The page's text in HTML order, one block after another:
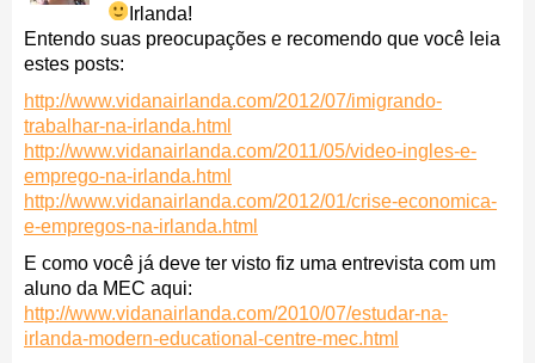
Irlanda!
Entendo suas preocupações e recomendo que você leia
estes posts:
http://www.vidanairlanda.com/2012/07/imigrando-
trabalhar-na-irlanda.html
http://www.vidanairlanda.com/2011/05/video-ingles-e-
emprego-na-irlanda.html
http://www.vidanairlanda.com/2012/01/crise-economica-
e-empregos-na-irlanda.html
E como você já deve ter visto fiz uma entrevista com um
aluno da MEC aqui:
http://www.vidanairlanda.com/2010/07/estudar-na-
irlanda-modern-educational-centre-mec.html